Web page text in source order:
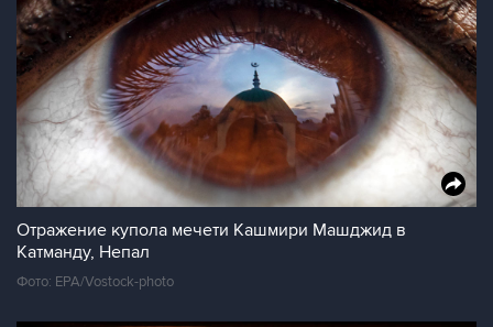
Отражение купола мечети Кашмири Машджид в
Катманду, Непал
Фото: EPA/Vostock-photo